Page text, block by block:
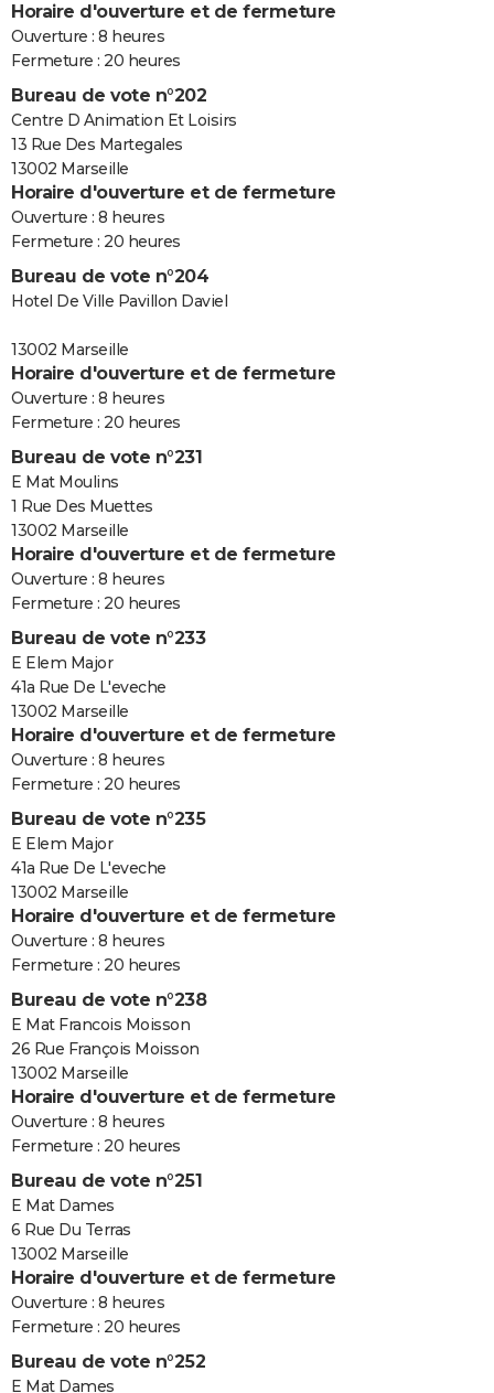
Horaire d'ouverture et de fermeture
Ouverture : 8 heures
Fermeture : 20 heures
Bureau de vote n°202
Centre D Animation Et Loisirs
13 Rue Des Martegales
13002 Marseille
Horaire d'ouverture et de fermeture
Ouverture : 8 heures
Fermeture : 20 heures
Bureau de vote n°204
Hotel De Ville Pavillon Daviel
13002 Marseille
Horaire d'ouverture et de fermeture
Ouverture : 8 heures
Fermeture : 20 heures
Bureau de vote n°231
E Mat Moulins
1 Rue Des Muettes
13002 Marseille
Horaire d'ouverture et de fermeture
Ouverture : 8 heures
Fermeture : 20 heures
Bureau de vote n°233
E Elem Major
41a Rue De L'eveche
13002 Marseille
Horaire d'ouverture et de fermeture
Ouverture : 8 heures
Fermeture : 20 heures
Bureau de vote n°235
E Elem Major
41a Rue De L'eveche
13002 Marseille
Horaire d'ouverture et de fermeture
Ouverture : 8 heures
Fermeture : 20 heures
Bureau de vote n°238
E Mat Francois Moisson
26 Rue François Moisson
13002 Marseille
Horaire d'ouverture et de fermeture
Ouverture : 8 heures
Fermeture : 20 heures
Bureau de vote n°251
E Mat Dames
6 Rue Du Terras
13002 Marseille
Horaire d'ouverture et de fermeture
Ouverture : 8 heures
Fermeture : 20 heures
Bureau de vote n°252
E Mat Dames